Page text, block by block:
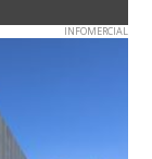
INFOMERCIAL